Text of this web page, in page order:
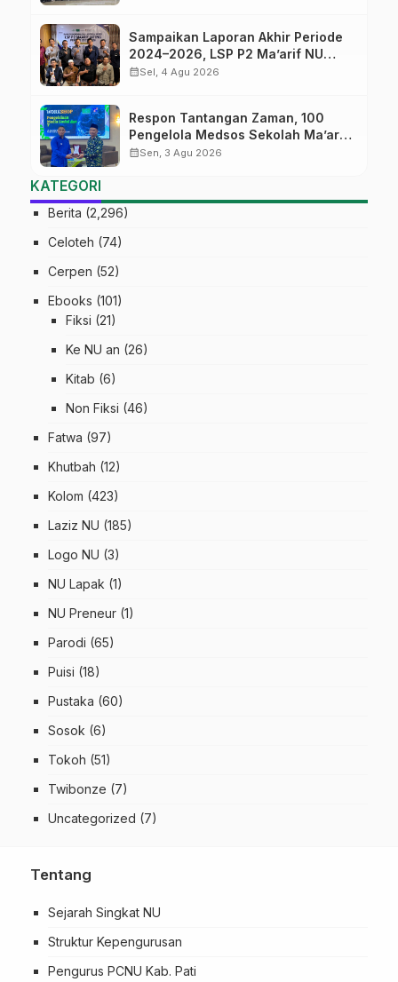
Sampaikan Laporan Akhir Periode
2024–2026, LSP P2 Ma’arif NU
Jateng Mantapkan Sinergi Link and
calendar_monthSel, 4 Agu 2026
Respon Tantangan Zaman, 100
Pengelola Medsos Sekolah Ma’arif
Pekalongan Ikuti Pelatihan Literasi
calendar_monthSen, 3 Agu 2026
KATEGORI
Berita (2,296)
Celoteh (74)
Cerpen (52)
Ebooks (101)
Fiksi (21)
Ke NU an (26)
Kitab (6)
Non Fiksi (46)
Fatwa (97)
Khutbah (12)
Kolom (423)
Laziz NU (185)
Logo NU (3)
NU Lapak (1)
NU Preneur (1)
Parodi (65)
Puisi (18)
Pustaka (60)
Sosok (6)
Tokoh (51)
Twibonze (7)
Uncategorized (7)
Tentang
Sejarah Singkat NU
Struktur Kepengurusan
Pengurus PCNU Kab. Pati